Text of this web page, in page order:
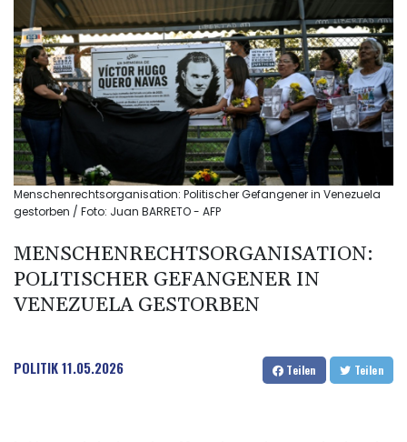
Menschenrechtsorganisation: Politischer Gefangener in Venezuela
gestorben / Foto: Juan BARRETO - AFP
MENSCHENRECHTSORGANISATION:
POLITISCHER GEFANGENER IN
VENEZUELA GESTORBEN
POLITIK11.05.2026 Teilen Teilen